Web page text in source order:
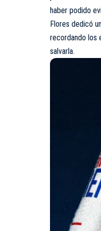
haber podido
Flores dedicó
recordando los
salvarla.